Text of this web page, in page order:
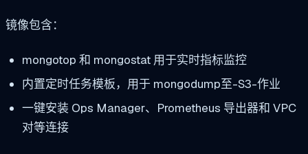
镜像包含：
mongotop 和 mongostat用于实时指标监控
内置定时任务模板，用于 mongodump至-S3-作业
一键安装 Ops Manager、Prometheus 导出器和 VPC
对等连接